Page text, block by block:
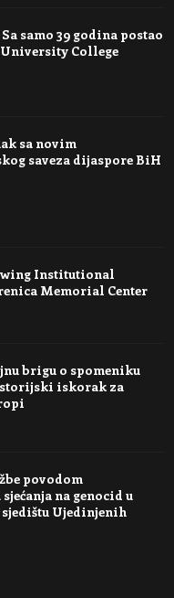
samo 39 godina postao
College
sa novim
saveza dijaspore BiH
Institutional
Memorial Center
brigu o spomeniku
iskorak za
povodom
na genocid u
Ujedinjenih